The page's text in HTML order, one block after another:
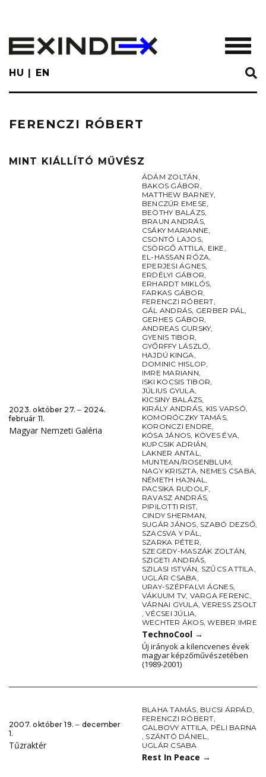
main
content
HU EN
FERENCZI RÓBERT
MINT KIÁLLÍTÓ MŰVÉSZ
2023. október 27. ‒ 2024.
február 11.
Magyar Nemzeti Galéria
ÁDÁM ZOLTÁN,
BAKOS GÁBOR,
MATTHEW BARNEY,
BENCZÚR EMESE,
BEÖTHY BALÁZS,
BRAUN ANDRÁS,
CSÁKY MARIANNE,
CSONTÓ LAJOS,
CSÖRGŐ ATTILA, EIKE,
EL-HASSAN RÓZA,
EPERJESI ÁGNES,
ERDÉLYI GÁBOR,
ERHARDT MIKLÓS,
FARKAS GÁBOR,
FERENCZI RÓBERT,
GÁL ANDRÁS, GERBER PÁL,
GERHES GÁBOR,
ANDREAS GURSKY,
GYENIS TIBOR,
GYŐRFFY LÁSZLÓ,
HAJDÚ KINGA,
DOMINIC HISLOP,
IMRE MARIANN,
ISKI KOCSIS TIBOR,
JÚLIUS GYULA,
KICSINY BALÁZS,
KIRÁLY ANDRÁS, KIS VARSÓ,
KOMORÓCZKY TAMÁS,
KORONCZI ENDRE,
KÓSA JÁNOS, KÖVES ÉVA,
KUPCSIK ADRIÁN,
LAKNER ANTAL,
MUNTEAN/ROSENBLUM,
NAGY KRISZTA, NEMES CSABA,
NÉMETH HAJNAL,
PACSIKA RUDOLF,
RAVASZ ANDRÁS,
PIPILOTTI RIST,
CINDY SHERMAN,
SUGÁR JÁNOS, SZABÓ DEZSŐ,
SZACSVA Y PÁL,
SZARKA PÉTER,
SZEGEDY-MASZÁK ZOLTÁN,
SZIGETI ANDRÁS,
SZILASI ISTVÁN, SZŰCS ATTILA,
UGLÁR CSABA,
URAY-SZÉPFALVI ÁGNES,
VÁKUUM TV, VARGA FERENC,
VÁRNAI GYULA,VERESS ZSOLT
,VÉCSEI JÚLIA,
WECHTER ÁKOS,WEBER IMRE
TechnoCool →
Új irányok a kilencvenes évek
magyar képzőművészetében
(1989-2001)
2007. október 19. ‒ december
1.
Tűzraktér
BLAHA TAMÁS, BUCSI ÁRPÁD,
FERENCZI RÓBERT,
GALBOVY ATTILA, PÉLI BARNA
, SZÁNTÓ DÁNIEL,
UGLÁR CSABA
Rest In Peace →